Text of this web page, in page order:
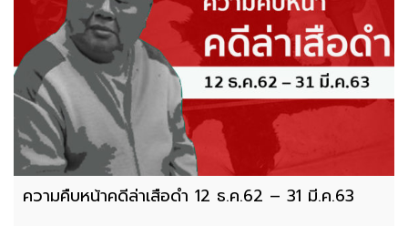
ความคืบหน้าคดีล่าเสือดำ 12 ธ.ค.62 – 31 มี.ค.63